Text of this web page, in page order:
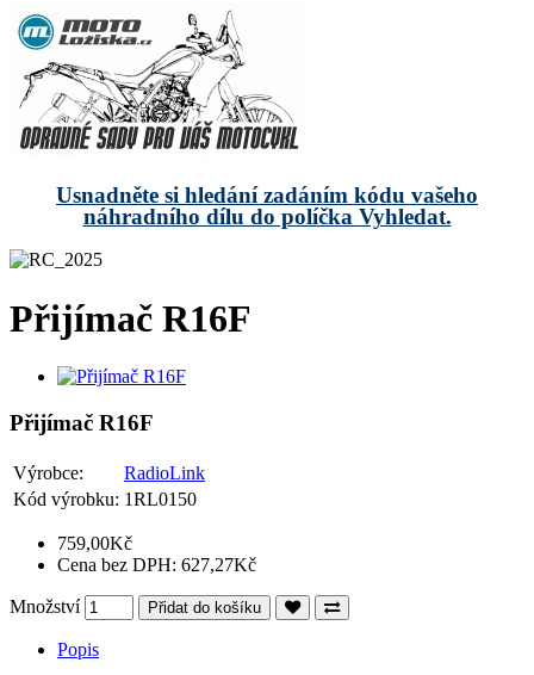
Usnadněte si hledání zadáním kódu vašeho
náhradního dílu do políčka Vyhledat.
Přijímač R16F
Přijímač R16F
Výrobce:
RadioLink
Kód výrobku: 1RL0150
759,00Kč
Cena bez DPH: 627,27Kč
Množství Přidat do košíku
Popis